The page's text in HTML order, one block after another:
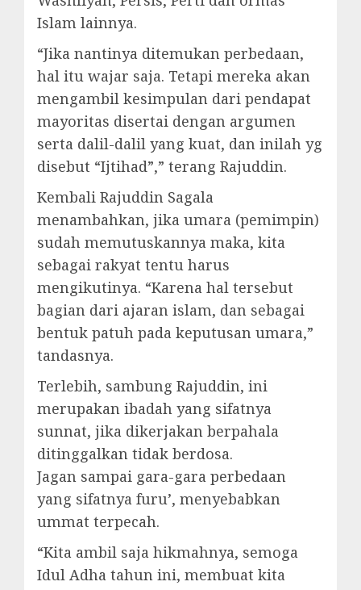
Islam lainnya.
“Jika nantinya ditemukan perbedaan,
hal itu wajar saja. Tetapi mereka akan
mengambil kesimpulan dari pendapat
mayoritas disertai dengan argumen
serta dalil-dalil yang kuat, dan inilah yg
disebut “Ijtihad”,” terang Rajuddin.
Kembali Rajuddin Sagala
menambahkan, jika umara (pemimpin)
sudah memutuskannya maka, kita
sebagai rakyat tentu harus
mengikutinya. “Karena hal tersebut
bagian dari ajaran islam, dan sebagai
bentuk patuh pada keputusan umara,”
tandasnya.
Terlebih, sambung Rajuddin, ini
merupakan ibadah yang sifatnya
sunnat, jika dikerjakan berpahala
ditinggalkan tidak berdosa.
Jagan sampai gara-gara perbedaan
yang sifatnya furu’, menyebabkan
ummat terpecah.
“Kita ambil saja hikmahnya, semoga
Idul Adha tahun ini, membuat kita